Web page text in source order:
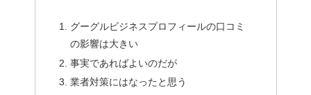
グーグルビジネスプロフィールの口コミ
の影響は大きい
事実であればよいのだが
業者対策にはなったと思う